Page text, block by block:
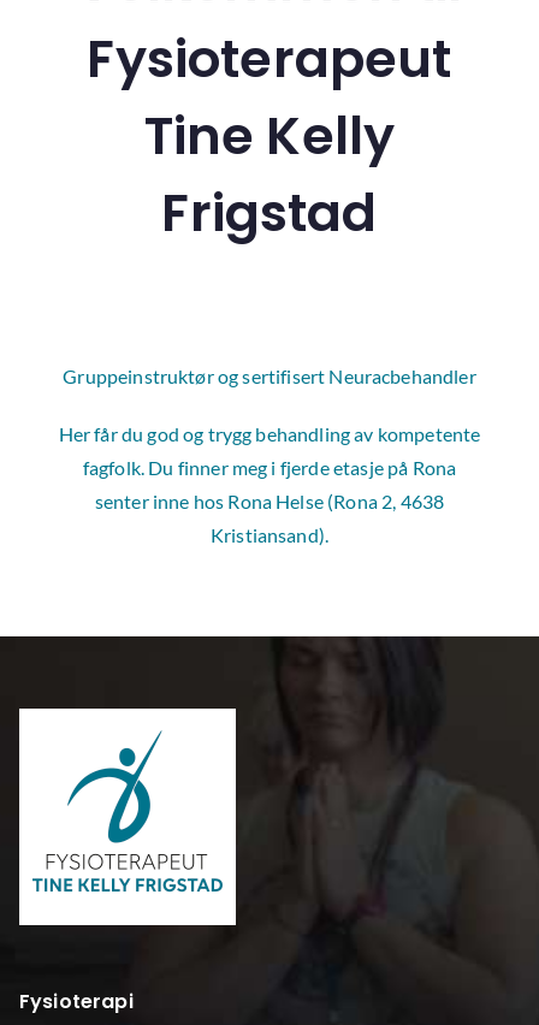
Fysioterapeut
Tine Kelly
Frigstad
Gruppeinstruktør og sertifisert Neuracbehandler
Her får du god og trygg behandling av kompetente
fagfolk. Du finner meg i fjerde etasje på Rona
senter inne hos Rona Helse (Rona 2, 4638
Kristiansand).
Fysioterapi